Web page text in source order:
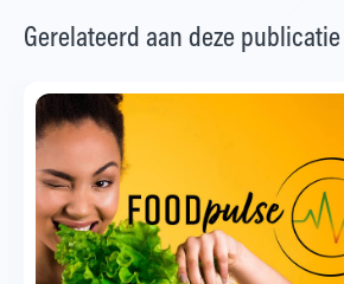
Gerelateerd aan deze publicatie